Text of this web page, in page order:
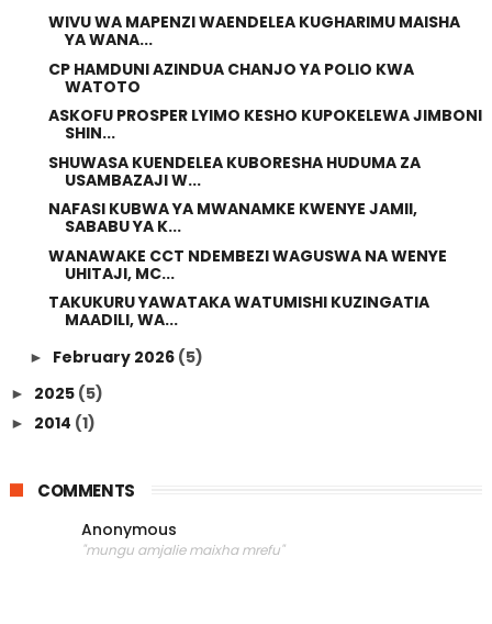
WIVU WA MAPENZI WAENDELEA KUGHARIMU MAISHA
YA WANA...
CP HAMDUNI AZINDUA CHANJO YA POLIO KWA
WATOTO
ASKOFU PROSPER LYIMO KESHO KUPOKELEWA JIMBONI
SHIN...
SHUWASA KUENDELEA KUBORESHA HUDUMA ZA
USAMBAZAJI W...
NAFASI KUBWA YA MWANAMKE KWENYE JAMII,
SABABU YA K...
WANAWAKE CCT NDEMBEZI WAGUSWA NA WENYE
UHITAJI, MC...
TAKUKURU YAWATAKA WATUMISHI KUZINGATIA
MAADILI, WA...
► February 2026 (5)
► 2025 (5)
► 2014 (1)
COMMENTS
Anonymous
"mungu amjalie maixha mrefu"